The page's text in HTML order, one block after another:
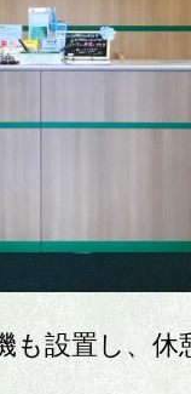
も設置し、